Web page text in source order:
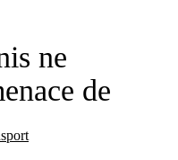
ne
de